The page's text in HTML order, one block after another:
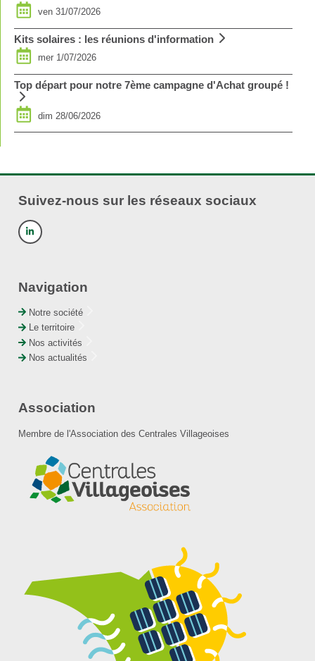
ven 31/07/2026
Kits solaires : les réunions d'information
mer 1/07/2026
Top départ pour notre 7ème campagne d'Achat groupé !
dim 28/06/2026
Suivez-nous sur les réseaux sociaux
Navigation
Notre société
Le territoire
Nos activités
Nos actualités
Association
Membre de l'Association des Centrales Villageoises